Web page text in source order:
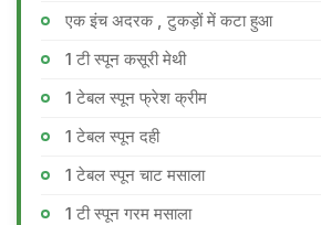
एक इंच अदरक , टुकड़ों में कटा हुआ
1 टी स्पून कसूरी मेथी
1 टेबल स्पून फ्रेश क्रीम
1 टेबल स्पून दही
1 टेबल स्पून चाट मसाला
1 टी स्पून गरम मसाला